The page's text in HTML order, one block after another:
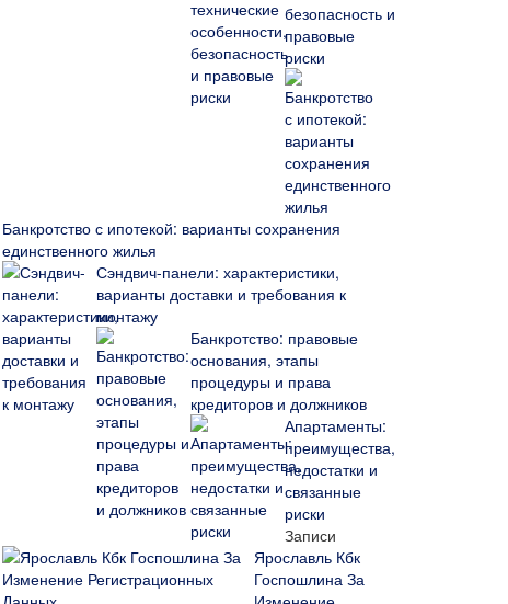
безопасность и
правовые
риски
Банкротство с ипотекой: варианты сохранения
единственного жилья
Сэндвич-панели: характеристики,
варианты доставки и требования к
монтажу
Банкротство: правовые
основания, этапы
процедуры и права
кредиторов и должников
Апартаменты:
преимущества,
недостатки и
связанные
риски
Записи
Ярославль Кбк
Госпошлина За